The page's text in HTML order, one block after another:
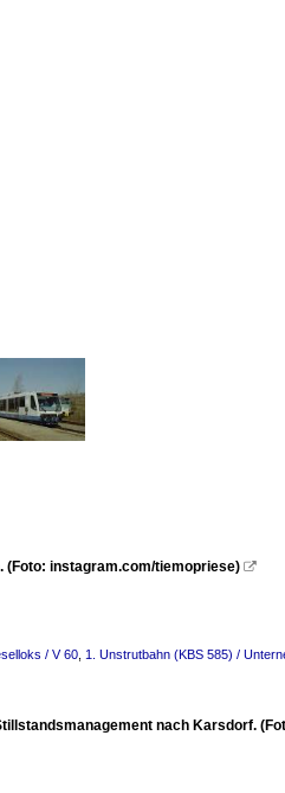
(Foto: instagram.com/tiemopriese) 
/ V 60 1. Unstrutbahn (KBS 585) /
nach Karsdorf.